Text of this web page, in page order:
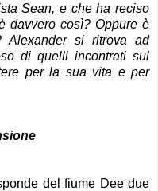
Sean, e che ha reciso
davvero così? Oppure è
Alexander si ritrova ad
di quelli incontrati sul
per la sua vita e per
del fiume Dee due